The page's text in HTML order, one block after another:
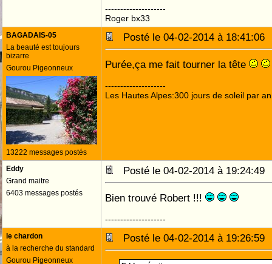
--------------------
Roger bx33
BAGADAIS-05
La beauté est toujours
bizarre
Gourou Pigeonneux
13222 messages postés
Posté le 04-02-2014 à
Purée,ça me fait tourner la tête
--------------------
Les Hautes Alpes:300 jours de soleil par an
Eddy
Grand maitre
6403 messages postés
Posté le 04-02-2014 à
Bien trouvé Robert !!!
--------------------
le chardon
à la recherche du standard
Gourou Pigeonneux
Posté le 04-02-2014 à